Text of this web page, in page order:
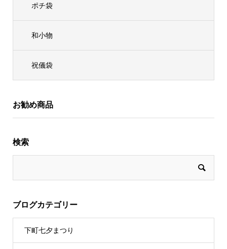
ポチ袋
和小物
祝儀袋
お勧め商品
検索
ブログカテゴリー
下町七夕まつり